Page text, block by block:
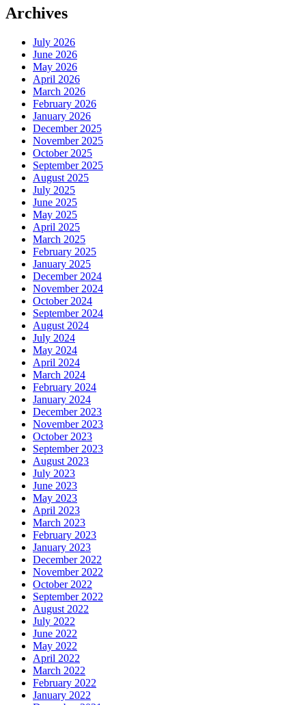
Archives
July 2026
June 2026
May 2026
April 2026
March 2026
February 2026
January 2026
December 2025
November 2025
October 2025
September 2025
August 2025
July 2025
June 2025
May 2025
April 2025
March 2025
February 2025
January 2025
December 2024
November 2024
October 2024
September 2024
August 2024
July 2024
May 2024
April 2024
March 2024
February 2024
January 2024
December 2023
November 2023
October 2023
September 2023
August 2023
July 2023
June 2023
May 2023
April 2023
March 2023
February 2023
January 2023
December 2022
November 2022
October 2022
September 2022
August 2022
July 2022
June 2022
May 2022
April 2022
March 2022
February 2022
January 2022